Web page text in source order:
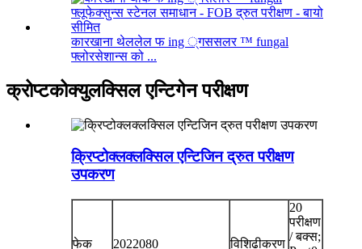
कारखाना थेललेल फ ing ्गससलर ™ fungal
फ्लोरसेशान्स को ...
क्रोप्टकोक्युलक्सिल एन्टिगेन परीक्षण
क्रिप्टोक्लक्लक्सिल एन्टिजिन द्रुत परीक्षण
उपकरण
फेक 2022080 विशिढीकरण
20
परीक्षण
/ बक्स;